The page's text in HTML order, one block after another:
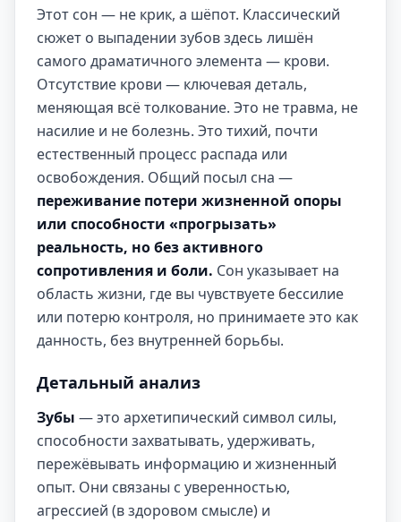
Этот сон — не крик, а шёпот. Классический
сюжет о выпадении зубов здесь лишён
самого драматичного элемента — крови.
Отсутствие крови — ключевая деталь,
меняющая всё толкование. Это не травма, не
насилие и не болезнь. Это тихий, почти
естественный процесс распада или
освобождения. Общий посыл сна —
переживание потери жизненной опоры
или способности «прогрызать»
реальность, но без активного
сопротивления и боли. Сон указывает на
область жизни, где вы чувствуете бессилие
или потерю контроля, но принимаете это как
данность, без внутренней борьбы.
Детальный анализ
Зубы — это архетипический символ силы,
способности захватывать, удерживать,
пережёвывать информацию и жизненный
опыт. Они связаны с уверенностью,
агрессией (в здоровом смысле) и